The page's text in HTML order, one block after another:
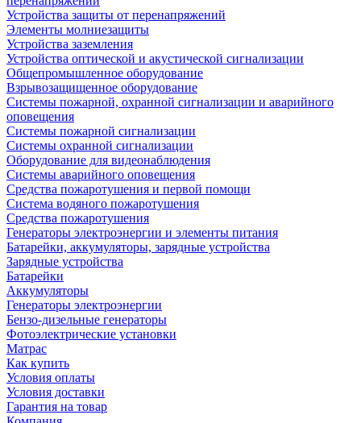
Устройства защиты от перенапряжений
Элементы молниезащиты
Устройства заземления
Устройства оптической и акустической сигнализации
Общепромышленное оборудование
Взрывозащищенное оборудование
Системы пожарной, охранной сигнализации и аварийного
оповещения
Системы пожарной сигнализации
Системы охранной сигнализации
Оборудование для видеонаблюдения
Системы аварийного оповещения
Средства пожаротушения и первой помощи
Система водяного пожаротушения
Средства пожаротушения
Генераторы электроэнергии и элементы питания
Батарейки, аккумуляторы, зарядные устройства
Зарядные устройства
Батарейки
Аккумуляторы
Генераторы электроэнергии
Бензо-дизельные генераторы
Фотоэлектрические установки
Матрас
Как купить
Условия оплаты
Условия доставки
Гарантия на товар